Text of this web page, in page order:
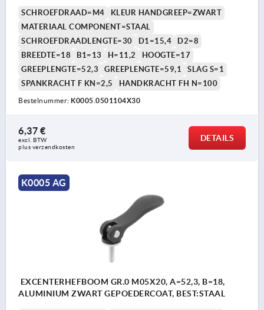
SCHROEFDRAAD=M4
KLEUR HANDGREEP=ZWART
MATERIAAL COMPONENT=STAAL
SCHROEFDRAADLENGTE=30
D1=15,4
D2=8
BREEDTE=18
B1=13 H=11,2
HOOGTE=17
GREEPLENGTE=52,3
GREEPLENGTE=59,1
SLAG S=1
SPANKRACHT F KN=2,5
HANDKRACHT FH N=100
Bestelnummer: K0005.0501104X30
6,37 €
excl. BTW
plus verzendkosten
DETAILS
K0005 AG
EXCENTERHEFBOOM GR.0 M05X20, A=52,3, B=18,
ALUMINIUM ZWART GEPOEDERCOAT, BEST:STAAL